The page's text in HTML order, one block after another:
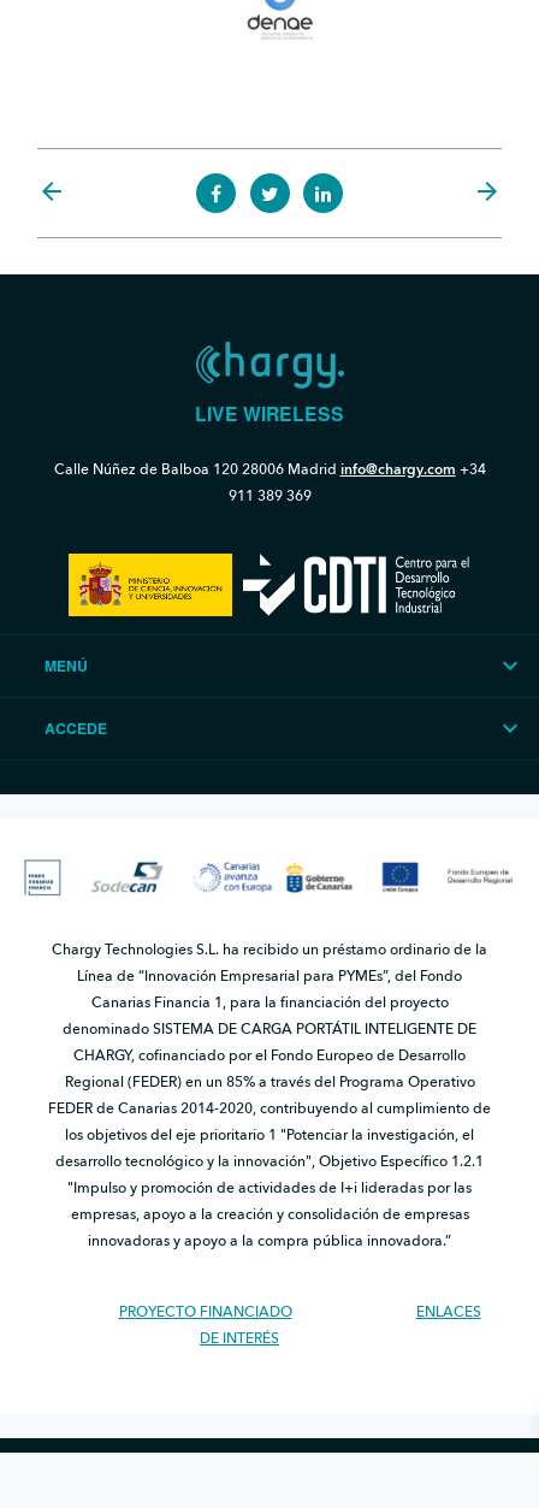
arrow_back arrow_forward
LIVE WIRELESS
Calle Núñez de Balboa 12028006 Madrid info@chargy.com +34
911 389 369
MENÚ
ACCEDE
Chargy Technologies S.L. ha recibido un préstamo ordinario de la
Línea de “Innovación Empresarial para PYMEs”, del Fondo
Canarias Financia 1, para la financiación del proyecto
denominado SISTEMA DE CARGA PORTÁTIL INTELIGENTE DE
CHARGY, cofinanciado por el Fondo Europeo de Desarrollo
Regional (FEDER) en un 85% a través del Programa Operativo
FEDER de Canarias 2014-2020, contribuyendo al cumplimiento de
los objetivos del eje prioritario 1 "Potenciar la investigación, el
desarrollo tecnológico y la innovación", Objetivo Específico 1.2.1
"Impulso y promoción de actividades de I+i lideradas por las
empresas, apoyo a la creación y consolidación de empresas
innovadoras y apoyo a la compra pública innovadora.”
PROYECTO FINANCIADO
ENLACES
DE INTERÉS